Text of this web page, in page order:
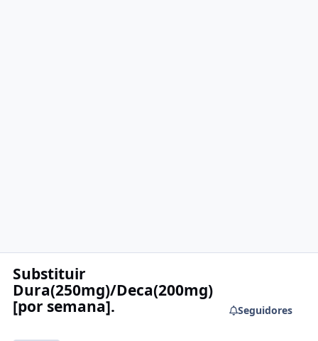
Substituir
Dura(250mg)/Deca(200mg)
[por semana].
Seguidores